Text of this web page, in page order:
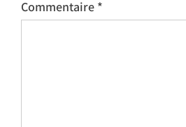
Commentaire *